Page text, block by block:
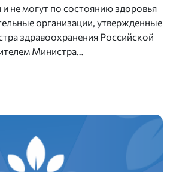
не могут по состоянию здоровья
организации, утвержденные
здравоохранения Российской
Министра…